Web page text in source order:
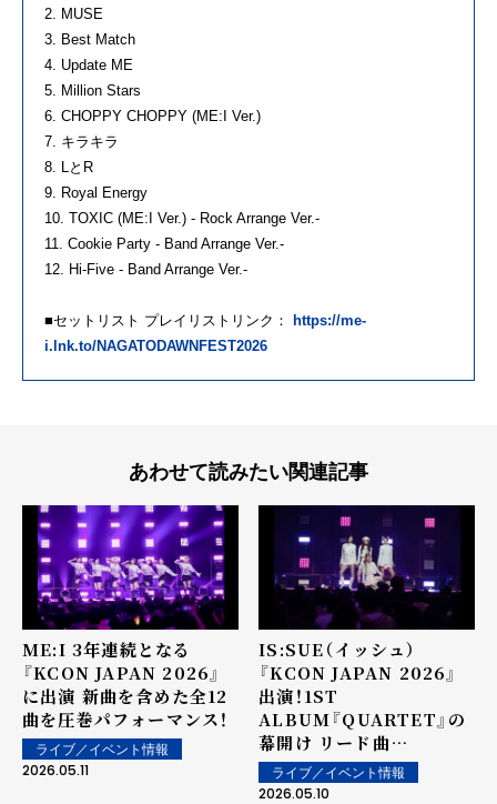
2. MUSE
3. Best Match
4. Update ME
5. Million Stars
6. CHOPPY CHOPPY (ME:I Ver.)
7. キラキラ
8. LとR
9. Royal Energy
10. TOXIC (ME:I Ver.) - Rock Arrange Ver.-
11. Cookie Party - Band Arrange Ver.-
12. Hi-Five - Band Arrange Ver.-
■セットリスト プレイリストリンク：
https://me-
i.lnk.to/NAGATODAWNFEST2026
あわせて読みたい関連記事
ME:I 3年連続となる
『KCON JAPAN 2026』
に出演 新曲を含めた全12
曲を圧巻パフォーマンス！
ライブ／イベント情報
2026.05.11
IS:SUE（イッシュ）
『KCON JAPAN 2026』
出演！1ST
ALBUM『QUARTET』の
幕開け リード曲
「Quartet」初披露で視線
独占
ライブ／イベント情報
2026.05.10